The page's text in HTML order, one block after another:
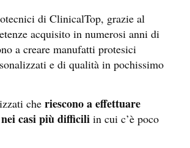
di ClinicalTop, grazie al
acquisito in numerosi anni di
a creare manufatti protesici
e di qualità in pochissimo
che riescono a effettuare
casi più difficili in cui c’è poco